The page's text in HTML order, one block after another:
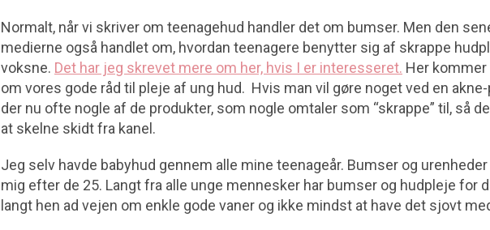
Normalt, når vi skriver om teenagehud handler det om bumser. Men den
medierne også handlet om, hvordan teenagere benytter sig af skrappe
voksne. Det har jeg skrevet mere om her, hvis I er interesseret. Her kommer
om vores gode råd til pleje af ung hud. Hvis man vil gøre noget ved en akne-
der nu ofte nogle af de produkter, som nogle omtaler som “skrappe” til, så
at skelne skidt fra kanel.
Jeg selv havde babyhud gennem alle mine teenageår. Bumser og
mig efter de 25. Langt fra alle unge mennesker har bumser og hudpleje for
langt hen ad vejen om enkle gode vaner og ikke mindst at have det sjovt